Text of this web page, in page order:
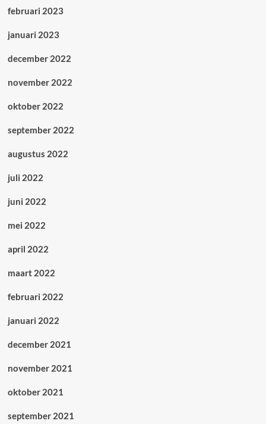
februari 2023
januari 2023
december 2022
november 2022
oktober 2022
september 2022
augustus 2022
juli 2022
juni 2022
mei 2022
april 2022
maart 2022
februari 2022
januari 2022
december 2021
november 2021
oktober 2021
september 2021